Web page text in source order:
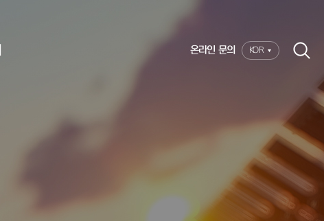
온라인 문의 KOR